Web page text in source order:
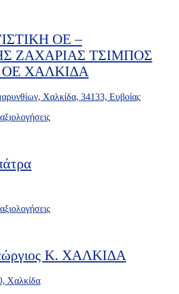
ΟΕ –
ΖΑΧΑΡΙΑΣ ΤΣΙΜΠΟΣ
ΧΑΛΚΙΔΑ
Χαλκίδα, 34133, Ευβοίας
Κ. ΧΑΛΚΙΔΑ
Χαλκίδα